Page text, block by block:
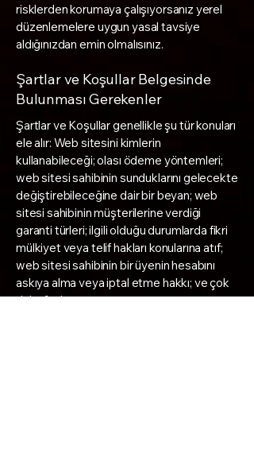
risklerden korumaya çalışıyorsanız yerel
düzenlemelere uygun yasal tavsiye
aldığınızdan emin olmalısınız.
Şartlar ve Koşullar Belgesinde
Bulunması Gerekenler
Şartlar ve Koşullar genellikle şu tür konuları
ele alır: Web sitesini kimlerin
kullanabileceği; olası ödeme yöntemleri;
web sitesi sahibinin sunduklarını gelecekte
değiştirebileceğine dair bir beyan; web
sitesi sahibinin müşterilerine verdiği
garanti türleri; ilgili olduğu durumlarda fikri
mülkiyet veya telif hakları konularına atıf;
web sitesi sahibinin bir üyenin hesabını
askıya alma veya iptal etme hakkı; ve çok
daha fazlası.